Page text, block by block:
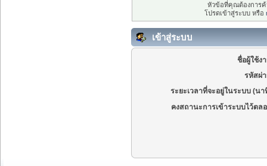
หัวข้อที่คุณต้องการ
โปรดเข้าสู่ระบบ หรือ
เข้าสู่ระบบ
ชื่อผู้ใช้ง
รหัสผ่
ระยะเวลาที่จะอยู่ในระบบ (นา
คงสถานะการเข้าระบบไว้ตล